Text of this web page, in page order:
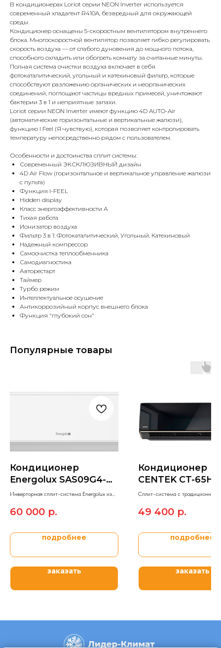
В кондиционерах Loriot серии NEON Inverter используется
современный хладагент R410A, безвредный для окружающей
среды.
Кондиционер оснащены 5-скоростным вентилятором внутреннего
блока. Многоскоростной вентилятор позволяет гибко регулировать
скорость воздуха — от слабого дуновения до мощного потока,
способного охладить или обогреть комнату за считанные минуты.
Полная система очистки воздуха включает в себя
фотокаталитический, угольный и катехиновый фильтр, которые
способствуют разложению органических и неорганических
соединений, поглощают частицы вредных примесей, уничтожают
бактерии 3 в 1 и неприятные запахи.
Loriot серии NEON Inverter имеют функцию 4D AUTO-Air
(автоматические горизонтальные и вертикальные жалюзи),
функцию I Feel (Я чувствую), которая позволяет контролировать
температуру непосредственно рядом с пользователем.
Особенности и достоинства сплит системы:
Современный ЭКСКЛЮЗИВНЫЙ дизайн
4D Air Flow (горизонтальное и вертикальное управление жалюзи
с пульта)
Функция I-FEEL
Hidden display
Класс энергоэффективности А
Тихая работа
Ионизатор воздуха
Фильтр 3 в 1: Фотокаталитический, Угольный, Катехиновый
Надежный компрессор
Самоочистка теплообменника
Самодиагностика
Авторестарт
Таймер
Турбо режим
Интеллектуальное осушение
Антикоррозийный корпус внешнего блока
Функция "глубокий сон"
Популярные товары
Кондиционер
Energolux SAS09G4-
AI/SAU09G4-AI
Инверторная сплит-система Energolux из
60 000 р.
подробнее
заказать
Кондиционер
CENTEK CT-
Сплит-система c традиционным
MIRROR.
49 400 р.
подробнее
заказать